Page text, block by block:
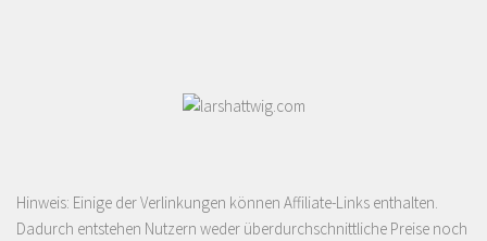
Hinweis: Einige der Verlinkungen können Affiliate-Links enthalten.
Dadurch entstehen Nutzern weder überdurchschnittliche Preise noch